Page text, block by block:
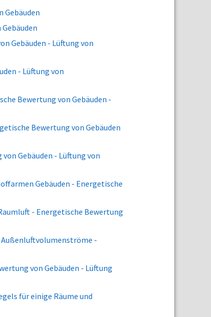
Gebäuden
Gebäuden - Lüftung von
- Lüftung von
Bewertung von Gebäuden -
Bewertung von Gebäuden
Gebäuden - Lüftung von
Gebäuden - Energetische
- Energetische Bewertung
-
von Gebäuden - Lüftung
für einige Räume und